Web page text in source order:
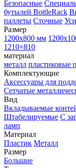
Безопасные
бутылей BottleRack
паллеты Сточные
Размер
1200х800 мм
1210×810
материал
металл пластиковые
Комплектующие
Аксессуары для
Сетчатые
Вид
Вкладываемые
Штабелируемые С
ламп
Материал
Пластик Металл
Размер
Большие